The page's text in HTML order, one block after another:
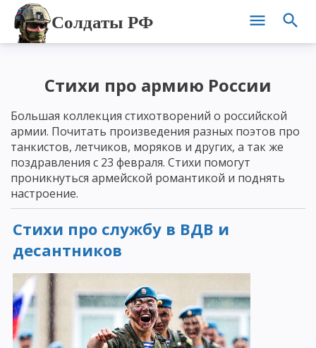
Солдаты РФ
Стихи про армию России
Большая коллекция стихотворений о российской
армии. Почитать произведения разных поэтов про
танкистов, летчиков, моряков и других, а так же
поздравления с 23 февраля. Стихи помогут
проникнуться армейской романтикой и поднять
настроение.
Стихи про службу в ВДВ и
десантников